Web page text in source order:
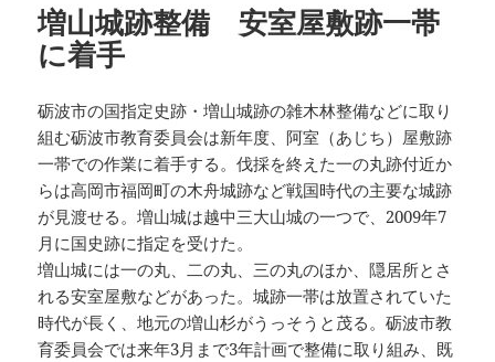
増山城跡整備 安室屋敷跡一帯
に着手
砺波市の国指定史跡・増山城跡の雑木林整備などに取り
組む砺波市教育委員会は新年度、阿室（あじち）屋敷跡
一帯での作業に着手する。伐採を終えた一の丸跡付近か
らは高岡市福岡町の木舟城跡など戦国時代の主要な城跡
が見渡せる。増山城は越中三大山城の一つで、2009年7
月に国史跡に指定を受けた。
増山城には一の丸、二の丸、三の丸のほか、隠居所とさ
れる安室屋敷などがあった。城跡一帯は放置されていた
時代が長く、地元の増山杉がうっそうと茂る。砺波市教
育委員会では来年3月まで3年計画で整備に取り組み、既